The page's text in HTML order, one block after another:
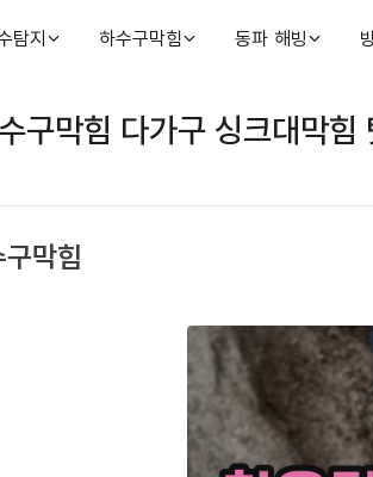
탐지 하수구막힘 동파 해빙
구막힘 다가구 싱크대막힘
막힘